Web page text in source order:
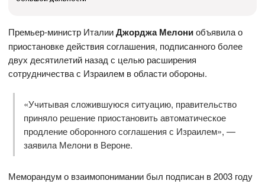
Премьер-министр ИталииДжорджа Мелониобъявила о
приостановке действия соглашения, подписанного более
двух десятилетий назад с целью расширения
сотрудничества с Израилем в области обороны.
«Учитывая сложившуюся ситуацию, правительство
приняло решение приостановить автоматическое
продление оборонного соглашения с Израилем», —
заявила Мелони в Вероне.
Меморандум о взаимопонимании был подписан в 2003 году